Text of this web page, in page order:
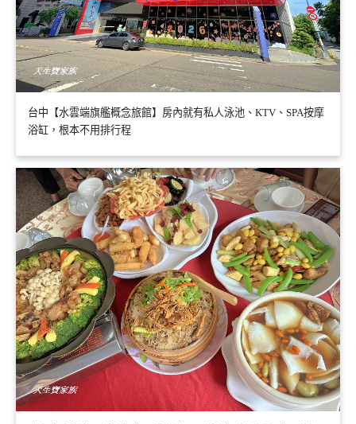
台中【水雲端旗艦概念旅館】房內就有私人泳池、KTV、SPA按摩
浴缸，根本不用排行程